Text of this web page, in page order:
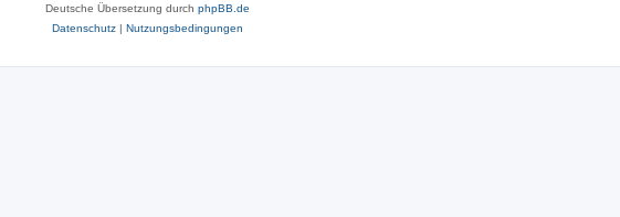
Deutsche Übersetzung durch phpBB.de
Datenschutz| Nutzungsbedingungen